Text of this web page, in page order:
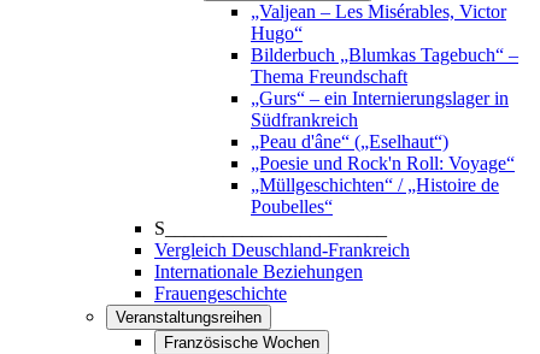
„Valjean – Les Misérables, Victor
Hugo“
Bilderbuch „Blumkas Tagebuch“ –
Thema Freundschaft
„Gurs“ – ein Internierungslager in
Südfrankreich
„Peau d'âne“ („Eselhaut“)
„Poesie und Rock'n Roll: Voyage“
„Müllgeschichten“ / „Histoire de
Poubelles“
S_______________________
Vergleich Deuschland-Frankreich
Internationale Beziehungen
Frauengeschichte
Veranstaltungsreihen
Französische Wochen